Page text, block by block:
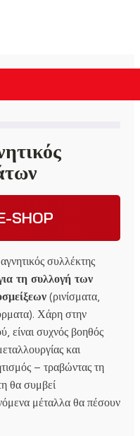
SHOP
συλλέκτης
τη συλλογή των
(ρινίσματα,
Χάρη στην
είναι συχνός βοηθός
και
– τραβώντας τη
θα συμβεί
μέταλλα θα πέσουν